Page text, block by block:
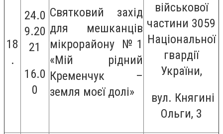
18
.
24.0
9.20
21
16.0
0
Святковий захід
для мешканців
мікрорайону №1
«Мій рідний
Кременчук –
земля моєї долі»
військової
частини 3059
Національної
гвардії
України,
вул. Княгині
Ольги, 3